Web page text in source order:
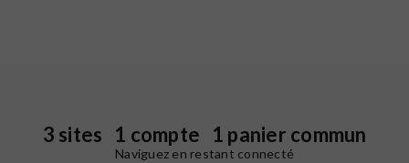
3 sites 1 compte 1 panier commun
Naviguez en restant connecté